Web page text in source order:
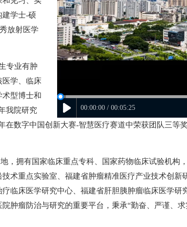
00:00:00 / 00:05:25
建学士-硕
放射医学
专业有肿
医学、临床
型博士和
我院研究
在数字中国创新大赛-智慧医疗赛道中荣获团队三等
，拥有国家临床重点专科、国家药物临床试验机构
术重点实验室、福建省肿瘤精准医疗产业技术创
临床医学研究中心、福建省肝胆胰肿瘤临床医学
肿瘤防治与研究的重要平台，秉承“勤奋、严谨、